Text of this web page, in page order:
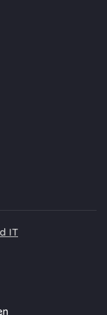
IT